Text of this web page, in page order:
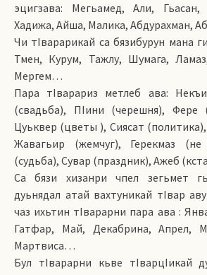
эцигзава: Мегьамед, Али, Гьасан,
Хадижа, Айша, Малика, Абдурахман,
Чи тIварарикай са бязибурун мана
Тмен, Курум, Тажлу, Шумага,
Мергем…
Пара тIварариз метлеб ава:
(свадьба), ПIини (черешня), Фере
Цуьквер (цветы ), Сиясат
Жавагьир (жемчуг), Герекмаз
(судьба), Сувар (праздник), Ажеб
Са бязи хизанри чпел зегьмет
дуьнядал атай вахтуникай тIвар
чаз ихьтин тIварарни пара ава :
Гатфар, Май, Декабрина, Апрел,
Мартвиса…
Бул тIварарни кьве тIварцIикай